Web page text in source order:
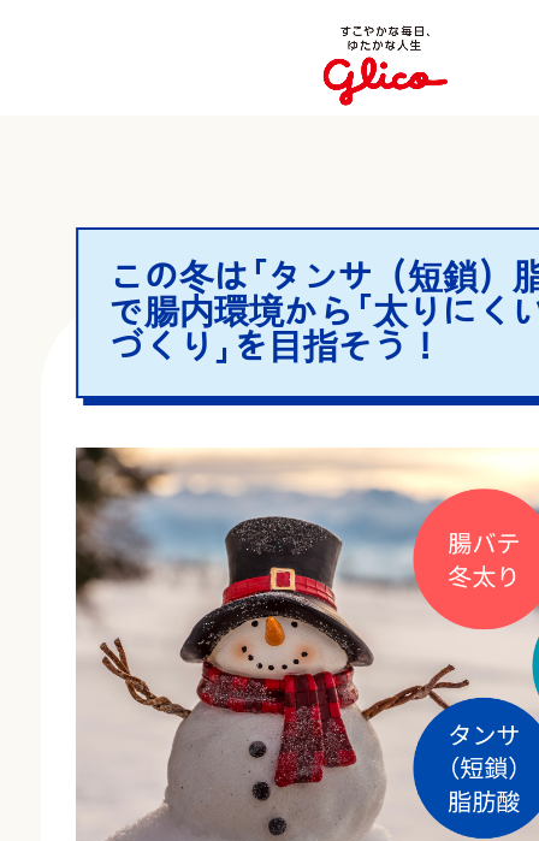
この冬は「タンサ（短鎖）
で腸内環境から「太りにく
づくり」を目指そう！